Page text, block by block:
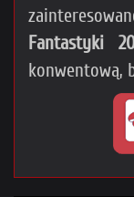
Fantastyki
konwentową,